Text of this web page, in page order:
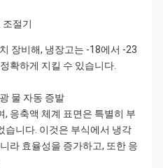
조절기
장비해, 냉장고는 -18에서 -23
확하게 지킬 수 있습니다.
물 자동 증발
응축액 체계 표면은 특별히 부
습니다. 이것은 부식에서 냉각
라 효율성을 증가하고, 또한 응